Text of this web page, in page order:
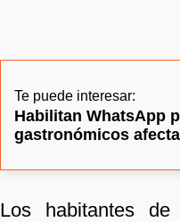
Te puede interesar:
Habilitan WhatsApp
gastronómicos
Los habitantes